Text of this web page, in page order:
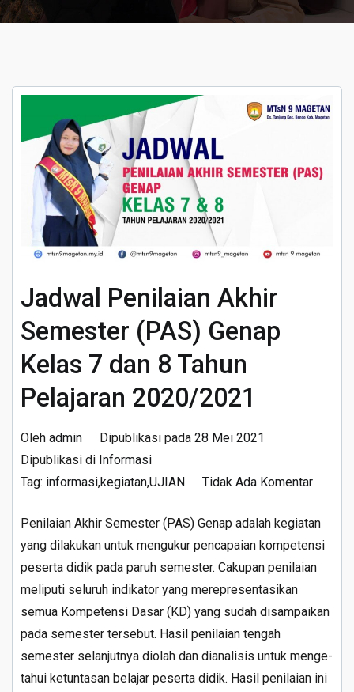
Jadwal Penilaian Akhir
Semester (PAS) Genap
Kelas 7 dan 8 Tahun
Pelajaran 2020/2021
Oleh admin Dipublikasi pada 28 Mei 2021
Dipublikasi di Informasi
Tag: informasi,kegiatan,UJIAN Tidak Ada Komentarpada
Akhir
Genap
7
dan
Penilaian Akhir Semester (PAS) Genap adalah kegiatan
yang dilakukan untuk meng­ukur pencapaian kompetensi
peserta didik pada paruh semester. Cakupan penilaian
meliputi seluruh indikator yang merepresentasikan
semua Kompetensi Dasar (KD) yang sudah disampaikan
pada semester tersebut. Hasil penilaian tengah
semester selanjutnya diolah dan dianalisis untuk menge­
tahui ketuntasan belajar peserta didik. Hasil penilaian ini